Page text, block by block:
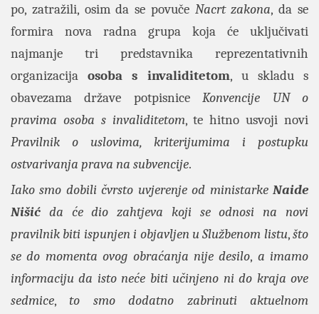
po, zatražili, osim da se povuče Nacrt zakona, da se
formira nova radna grupa koja će uključivati
najmanje tri predstavnika reprezentativnih
organizacijaosoba s invaliditetom, u skladu s
obavezama države potpisniceKonvencije UN o
pravima osoba s invaliditetom, te hitno usvoji novi
Pravilnik o uslovima, kriterijumima i postupku
ostvarivanja prava na subvencije.
Iako smo dobili čvrsto uvjerenje od ministarke Naide
Nišić da će dio zahtjeva koji se odnosi na novi
pravilnik biti ispunjen i objavljen uSlužbenom listu,što
se do momenta ovog obraćanja nije desilo, a imamo
informaciju da isto neće biti učinjeno ni do kraja ove
sedmice,to smo dodatno zabrinuti aktuelnom